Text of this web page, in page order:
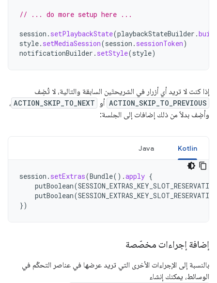
// ... do more setup here ...
session . setPlaybackState(playbackStateBuilder .
style. setMediaSession(session . sessionToken)
notificationBuilder . setStyle(style)
إذا كنت لا تريد أي أزرار في الشريحتَين السابقة والتالية، لا تُضِف
ACTION_SKIP_TO_PREVIOUS أو ACTION_SKIP_TO_NEXT ،
وأضِف بدلاً من ذلك إضافات إلى الجلسة:
Kotlin
Java
session . setExtras(Bundle().apply {
putBoolean(
putBoolean(
})
إضافة إجراءات مخصّصة
بالنسبة إلى الإجراءات الأخرى التي تريد عرضها في عناصر التحكّم في
الوسائط، يمكنك إنشاء